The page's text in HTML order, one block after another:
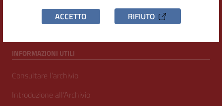
ACCETTO RIFIUTO
C.F. / P.IVA
00807960158
INFORMAZIONI UTILI
Consultare l’archivio
Introduzione all’Archivio